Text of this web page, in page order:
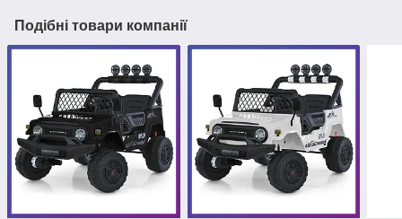
Подібні товари компанії